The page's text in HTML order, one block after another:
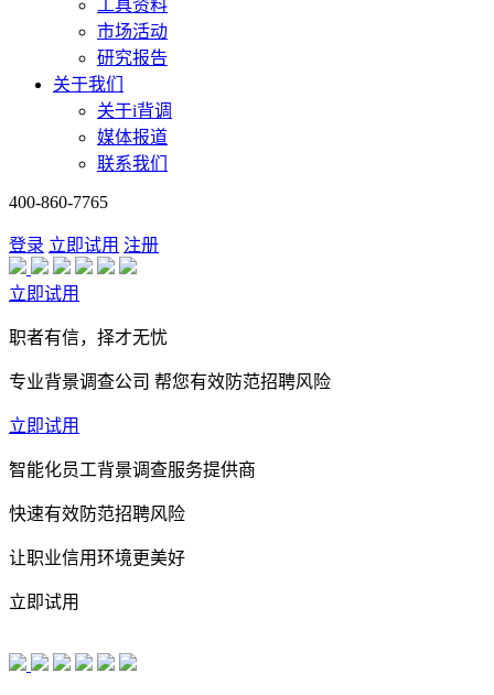
工具资料
市场活动
研究报告
关于我们
关于i背调
媒体报道
联系我们
400-860-7765
登录 立即试用 注册
立即试用
职者有信，择才无忧
专业背景调查公司 帮您有效防范招聘风险
立即试用
智能化员工背景调查服务提供商
快速有效防范招聘风险
让职业信用环境更美好
立即试用